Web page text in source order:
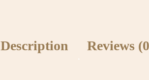
Description Reviews